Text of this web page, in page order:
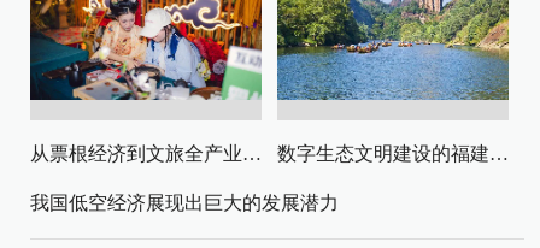
从票根经济到文旅全产业链升级 数字生态文明建设的福建路径与启示
我国低空经济展现出巨大的发展潜力